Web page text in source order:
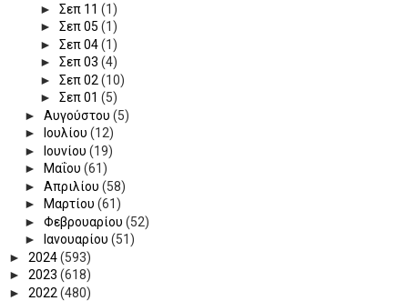
► Σεπ 11 (1)
► Σεπ 05 (1)
► Σεπ 04(1)
► Σεπ 03 (4)
► Σεπ 02 (10)
► Σεπ 01 (5)
► Αυγούστου (5)
►
Ιουλίου (12)
►
Ιουνίου (19)
►
Μαΐου (61)
► Απριλίου (58)
►
Μαρτίου (61)
► Φεβρουαρίου (52)
►
Ιανουαρίου (51)
► 2024(593)
► 2023 (618)
► 2022 (480)